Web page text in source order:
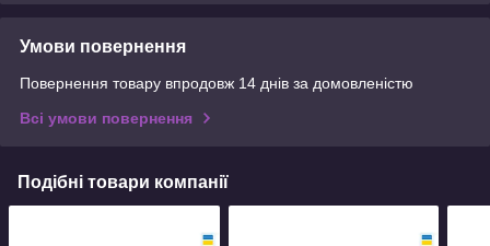
Умови повернення
Повернення товару впродовж 14 днів за домовленістю
Всі умови повернення
Подібні товари компанії